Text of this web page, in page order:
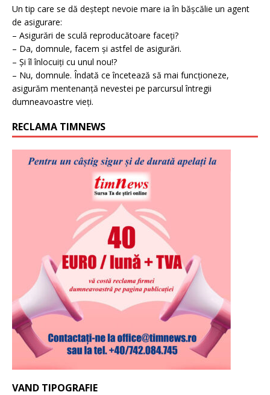
Un tip care se dă deștept nevoie mare ia în bășcălie un agent
de asigurare:
– Asigurări de sculă reproducătoare faceți?
– Da, domnule, facem și astfel de asigurări.
– Și îl înlocuiți cu unul nou!?
– Nu, domnule. Îndată ce încetează să mai funcționeze,
asigurăm mentenanță nevestei pe parcursul întregii
dumneavoastre vieți.
RECLAMA TIMNEWS
VAND TIPOGRAFIE